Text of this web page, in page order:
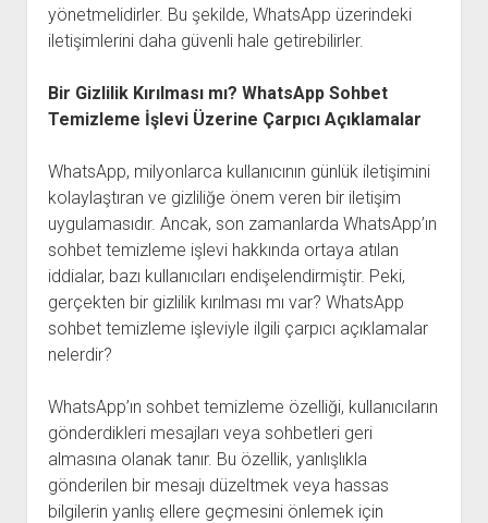
yönetmelidirler. Bu şekilde, WhatsApp üzerindeki
iletişimlerini daha güvenli hale getirebilirler.
Bir Gizlilik Kırılması mı? WhatsApp Sohbet
Temizleme İşlevi Üzerine Çarpıcı Açıklamalar
WhatsApp, milyonlarca kullanıcının günlük iletişimini
kolaylaştıran ve gizliliğe önem veren bir iletişim
uygulamasıdır. Ancak, son zamanlarda WhatsApp’ın
sohbet temizleme işlevi hakkında ortaya atılan
iddialar, bazı kullanıcıları endişelendirmiştir. Peki,
gerçekten bir gizlilik kırılması mı var? WhatsApp
sohbet temizleme işleviyle ilgili çarpıcı açıklamalar
nelerdir?
WhatsApp’ın sohbet temizleme özelliği, kullanıcıların
gönderdikleri mesajları veya sohbetleri geri
almasına olanak tanır. Bu özellik, yanlışlıkla
gönderilen bir mesajı düzeltmek veya hassas
bilgilerin yanlış ellere geçmesini önlemek için